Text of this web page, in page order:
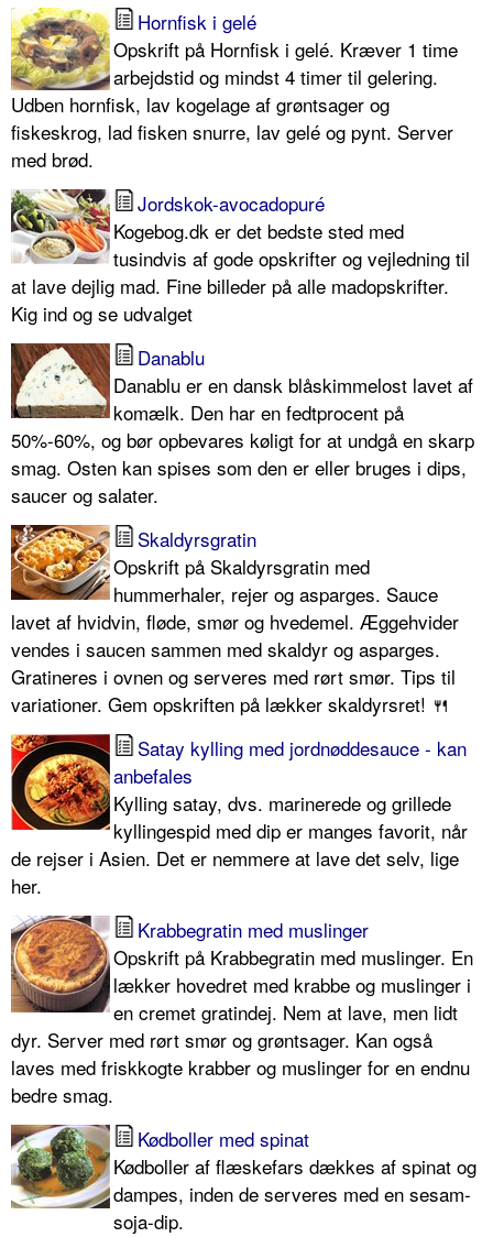
Hornfisk i gelé
Opskrift på Hornfisk i gelé. Kræver 1 time
arbejdstid og mindst 4 timer til gelering.
Udben hornfisk, lav kogelage af grøntsager og
fiskeskrog, lad fisken snurre, lav gelé og pynt. Server
med brød.
Jordskok-avocadopuré
Kogebog.dk er det bedste sted med
tusindvis af gode opskrifter og vejledning til
at lave dejlig mad. Fine billeder på alle madopskrifter.
Kig ind og se udvalget
Danablu
Danablu er en dansk blåskimmelost lavet af
komælk. Den har en fedtprocent på
50%-60%, og bør opbevares køligt for at undgå en skarp
smag. Osten kan spises som den er eller bruges i dips,
saucer og salater.
Skaldyrsgratin
Opskrift på Skaldyrsgratin med
hummerhaler, rejer og asparges. Sauce
lavet af hvidvin, fløde, smør og hvedemel. Æggehvider
vendes i saucen sammen med skaldyr og asparges.
Gratineres i ovnen og serveres med rørt smør. Tips til
variationer. Gem opskriften på lækker skaldyrsret! 🍴
Satay kylling med jordnøddesauce - kan
anbefales
Kylling satay, dvs. marinerede og grillede
kyllingespid med dip er manges favorit, når
de rejser i Asien. Det er nemmere at lave det selv, lige
her.
Krabbegratin med muslinger
Opskrift på Krabbegratin med muslinger. En
lækker hovedret med krabbe og muslinger i
en cremet gratindej. Nem at lave, men lidt
dyr. Server med rørt smør og grøntsager. Kan også
laves med friskkogte krabber og muslinger for en endnu
bedre smag.
Kødboller med spinat
Kødboller af flæskefars dækkes af spinat og
dampes, inden de serveres med en sesam-
soja-dip.